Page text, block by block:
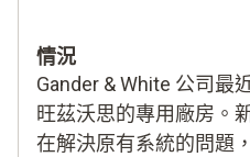
情況
Gander & White 公司最
旺茲沃思的專用廠房。
在解決原有系統的問題